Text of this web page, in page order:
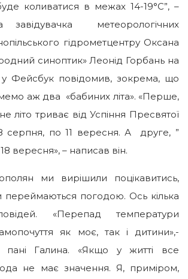
коливатися в межах 14-19°C”, –
завідувачка метеорологічних
гідрометцентру Оксана
синоптик» Леонід Горбань на
у Фейсбук повідомив, зокрема, що
аж два «бабиних літа». «Перше,
літо триває від Успіння Пресвятої
серпня, по 11 вересня. А друге, ”
18 вересня», – написав він.
ми вирішили поцікавитись,
переймаються погодою. Ось кілька
«Перепад температури
як моє, так і дитини»,-
пані Галина. «Якщо у житті все
не має значення. Я, приміром,